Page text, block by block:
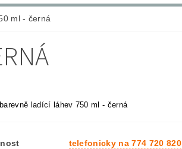
ELEKTRO
ml - černá
barevně ladící láhev 750 ml - černá
telefonicky na 774 720 820